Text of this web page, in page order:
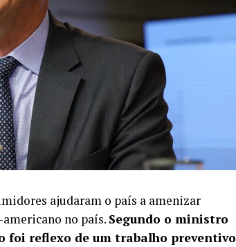
ajudaram o país a amenizar
no país. Segundo o ministro
foi reflexo de um trabalho preventivo